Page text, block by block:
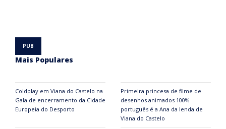
Mais Populares
Coldplay em Viana do Castelo na
Gala de encerramento da Cidade
Europeia do Desporto
Primeira princesa de filme de
desenhos animados 100%
português é a Ana da lenda de
Viana do Castelo